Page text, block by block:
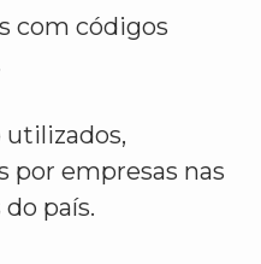
com códigos
utilizados,
por empresas nas
país.